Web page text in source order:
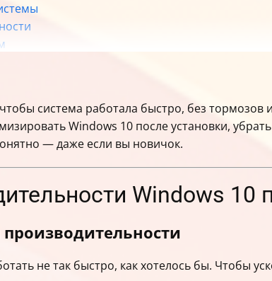
система работала быстро, без
Windows 10 после установки,
— даже если вы новичок.
Windows 10
не так быстро, как хотелось бы. Чтобы